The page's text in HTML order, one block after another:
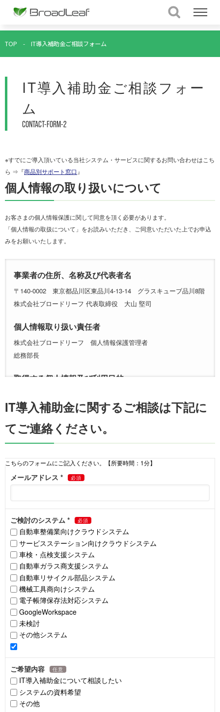
TOP - IT導入補助金ご相談フォーム
IT導入補助金ご相談フォー
ム
CONTACT-FORM-2
※すでにご導入頂いている当社システム・サービスに関するお問い合わせはこち
ら ⇒『商品別サポート窓口 』
個人情報の取り扱いについて
お客さまの個人情報保護に関して同意を頂く必要があります。
「個人情報の取扱について」をお読みいただき、ご同意いただいた上でお申込
みをお願いいたします。
事業者の住所、名称及び代表者名
〒140-0002 東京都品川区東品川4-13-14 グラスキューブ品川8階
株式会社ブロードリーフ 代表取締役 大山 堅司
個人情報取り扱い責任者
株式会社ブロードリーフ 個人情報保護管理者
総務部長
取得する個人情報及び利用目的
氏名、会社名、所属、役職、メールアドレス及びその他ご入力
頂く情報を以下の目的で利用します。
ご本人からのお問合せ及びご要望に対する対応
す。
趣味や嗜好に応じた商品又はサービスに関する広告
趣味や嗜好に応じた当社及び提携先のサービスのご
案内のため
第三者提供について
本人の同意がある場合又は法令に基づく場合を除き、取得した個人
情報を第三者に提供することはありません。
業務委託について
取得した個人情報の取扱いを外部事業者に委託する場合がありま
す。その場合、弊社は十分な個人情報保護の水準を確保しているこ
とを条件として業務委託先を選定し、機密保持契約を結び行いま
す。また、業務委託先に対し、必要かつ適切な監督を行います。
開示対象個人情報の開示等および問い合わせ窓口につ
いて
ご本人又は代理人より、開示対象個人情報の利用目的の通知・開
IT導入補助金に関するご相談は下記に
てご連絡ください。